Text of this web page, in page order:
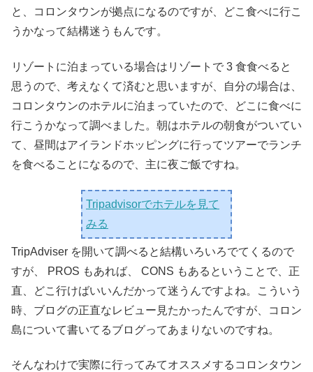
と、コロンタウンが拠点になるのですが、どこ食べに行こ
うかなって結構迷うもんです。
リゾートに泊まっている場合はリゾートで 3 食食べると
思うので、考えなくて済むと思いますが、自分の場合は、
コロンタウンのホテルに泊まっていたので、どこに食べに
行こうかなって調べました。朝はホテルの朝食がついてい
て、昼間はアイランドホッピングに行ってツアーでランチ
を食べることになるので、主に夜ご飯ですね。
Tripadvisorでホテルを見て
みる
TripAdviser を開いて調べると結構いろいろでてくるので
すが、 PROS もあれば、 CONS もあるということで、正
直、どこ行けばいいんだかって迷うんですよね。こういう
時、ブログの正直なレビュー見たかったんですが、コロン
島について書いてるブログってあまりないのですね。
そんなわけで実際に行ってみてオススメするコロンタウン